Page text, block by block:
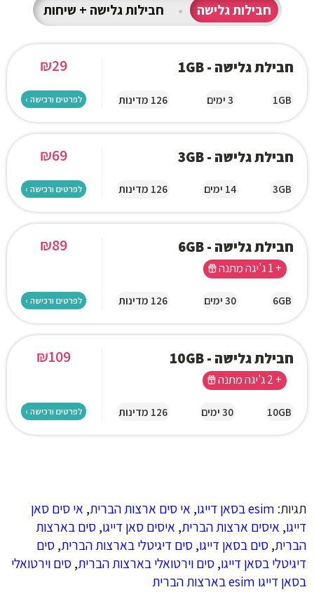
חבילות גלישה • חבילות גלישה + שיחות
חבילת גלישה - 1GB
1GB 3 ימים 126 מדינות
₪29
לפרטים ורכישה ›
חבילת גלישה - 3GB
3GB 14 ימים 126 מדינות
₪69
לפרטים ורכישה ›
חבילת גלישה - 6GB
+ 1 ג'יגה מתנה
6GB 30 ימים 126 מדינות
₪89
לפרטים ורכישה ›
חבילת גלישה - 10GB
+ 2 ג'יגה מתנה
10GB 30 ימים 126 מדינות
₪109
לפרטים ורכישה ›
תגיות: esim בסאן דייגו , אי סים ארצות הברית, אי סים סאן
דייגו, איסים ארצות הברית, איסים סאן דייגו,סים בארצות
הברית,סים בסאן דייגו,סים דיגיטלי בארצות הברית,סים
דיגיטלי בסאן דייגו,סים וירטואלי בארצות הברית,סים וירטואלי
בסאן דייגו esim בארצות הברית